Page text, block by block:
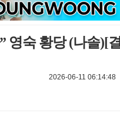
영숙 황당 (나솔)[결
2026-06-11 06:14:48